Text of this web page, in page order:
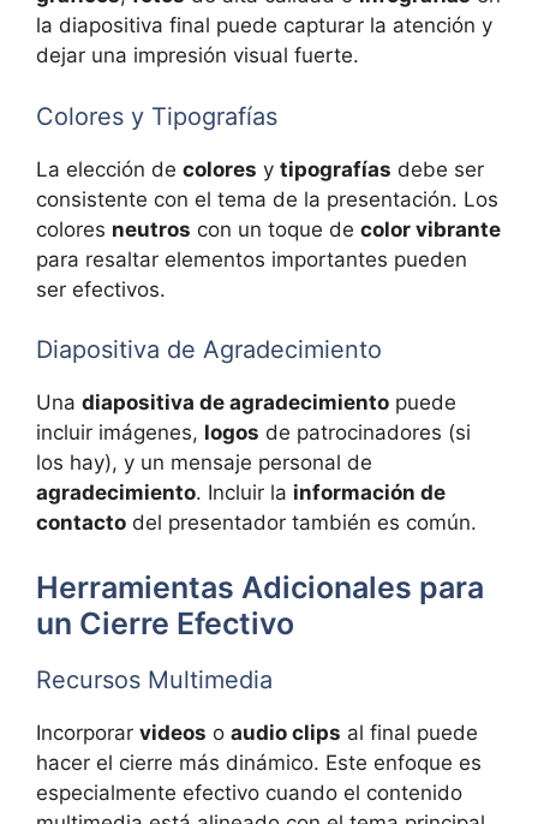
la diapositiva final puede capturar la atención y
dejar una impresión visual fuerte.
Colores y Tipografías
La elección de colores y tipografías debe ser
consistente con el tema de la presentación. Los
colores neutros con un toque de color vibrante
para resaltar elementos importantes pueden
ser efectivos.
Diapositiva de Agradecimiento
Una diapositiva de agradecimiento puede
incluir imágenes, logos de patrocinadores (si
los hay), y un mensaje personal de
agradecimiento. Incluir la información de
contacto del presentador también es común.
Herramientas Adicionales para
un Cierre Efectivo
Recursos Multimedia
Incorporar videos o audio clips al final puede
hacer el cierre más dinámico. Este enfoque es
especialmente efectivo cuando el contenido